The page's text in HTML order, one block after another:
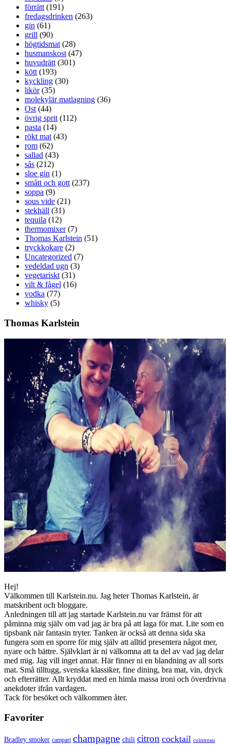
förrätt (191)
fredagsdrinken (263)
gin (61)
grill (90)
högtidsmat (28)
husmanskost (47)
huvudrätt (301)
kött (193)
kyckling (30)
likör(35)
molekylär matlagning (36)
Ost (44)
övrig sprit (112)
pasta (14)
rökt mat (43)
rom (62)
sallad (43)
sås (212)
sloe gin (1)
smått och gott (237)
soppa (9)
sous vide (21)
stekhäll (31)
tequila (12)
thermomixer(7)
Thomas Karlstein (51)
tryckkokare (2)
Uncategorized (7)
vedeldad ugn (3)
vegetariskt (31)
vilt & fågel (16)
vodka (77)
whisky (5)
Thomas Karlstein
Hej!
Välkommen till Karlstein.nu. Jag heter Thomas Karlstein, är
matskribent och bloggare.
Anledningen till att jag startade Karlstein.nu var främst för att
påminna mig själv om vad jag är bra på att laga för mat. Lite som en
tipsbank när fantasin tryter. Tanken är också att denna sida ska
fungera som en sporre för mig själv att alltid presentera något mer,
nyare och bättre. Självklart är ni välkomna att ta del av vad jag delar
med mig. Jag vill inget annat. Här finner ni en blandning av all sorts
mat. Små tilltugg, svenska klassiker, fine dining, bra mat, vin, dryck
och efterrätter. Allt kryddat med en himla massa ironi och överdrivna
anekdoter ifrån vardagen.
Tack för besöket och välkommen åter.
Favoriter
Bradley smoker campari champagne chili citron cocktail cointreau